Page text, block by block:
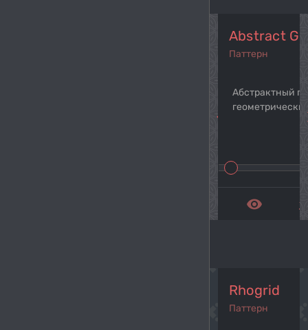
navigate_before
Abstract
Паттерн
Абстрактный
remove_red_eye
Rhogrid
Паттерн